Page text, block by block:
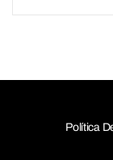
Política